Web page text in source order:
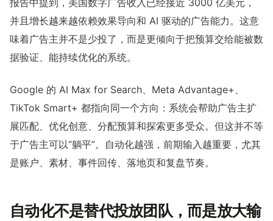
并且增长越来越依赖效果导向和 AI 驱动的广告能力。这意
味着广告主并不是少投了，而是更倾向于把预算交给能被数
据验证、能持续优化的系统。
Google 的 AI Max for Search、Meta Advantage+、
TikTok Smart+ 都指向同一个方向：系统会帮助广告主扩
展匹配、优化创意、分配预算和探索更多受众。但这并不等
于广告主可以“躺平”。自动化越强，前期输入越重要，尤其
是账户、素材、事件回传、落地页和复盘节奏。
自动化不是替代投放团队，而是放大输